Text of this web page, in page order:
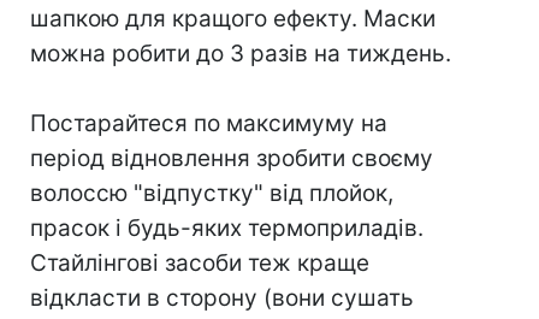
шапкою для кращого ефекту. Маски
можна робити до 3 разів на тиждень.
Постарайтеся по максимуму на
період відновлення зробити своєму
волоссю "відпустку" від плойок,
прасок і будь-яких термоприладів.
Стайлінгові засоби теж краще
відкласти в сторону (вони сушать